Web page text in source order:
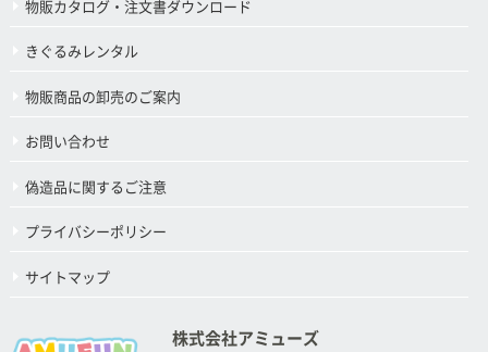
物販カタログ・注文書ダウンロード
きぐるみレンタル
物販商品の卸売のご案内
お問い合わせ
偽造品に関するご注意
プライバシーポリシー
サイトマップ
株式会社アミューズ